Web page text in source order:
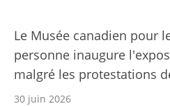
Le Musée canadien pour
personne inaugure
malgré les protestations
30 juin 2026